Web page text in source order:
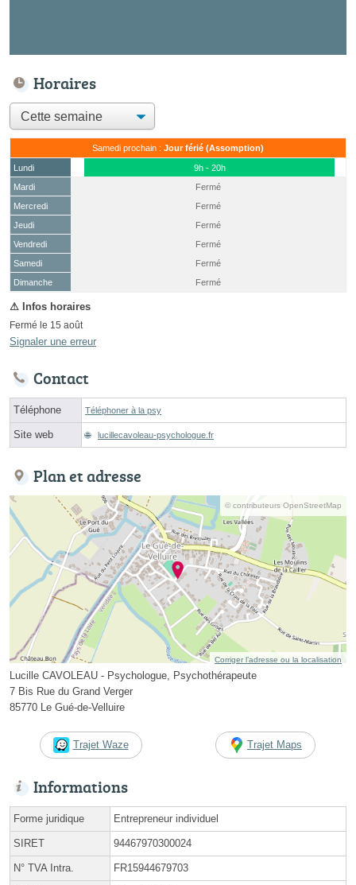
Horaires
Samedi prochain : Jour férié (Assomption)
Lundi
9h - 20h
Mardi
Fermé
Mercredi
Fermé
Jeudi
Fermé
Vendredi
Fermé
Samedi
(15 août)
Fermé
Dimanche
Fermé
Fermé le 15 août
Signaler une erreur
Contact
Téléphone Téléphoner à la psy
Site web lucillecavoleau-psychologue.fr
Plan et adresse
© contributeurs OpenStreetMap
Corriger l’adresse ou la localisation
Lucille CAVOLEAU - Psychologue, Psychothérapeute
7 Bis Rue du Grand Verger
85770 Le Gué-de-Velluire
Trajet Waze Trajet Maps
Informations
Forme juridique Entrepreneur individuel
SIRET 94467970300024
N° TVA Intra. FR15944679703